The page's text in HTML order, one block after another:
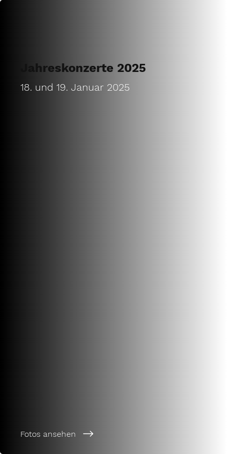
18. und 19. Januar 2025
Jahreskonzerte 2025
Fotos ansehen